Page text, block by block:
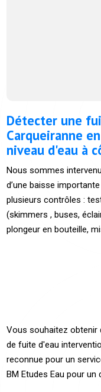
Détecter une
Carqueiranne
niveau d'eau à
Nous sommes
d’une baisse
plusieurs contrôles :
(skimmers , buses,
plongeur en bouteille,
Vous souhaitez obtenir
de fuite d'eau
reconnue pour un
BM Etudes Eau pour un